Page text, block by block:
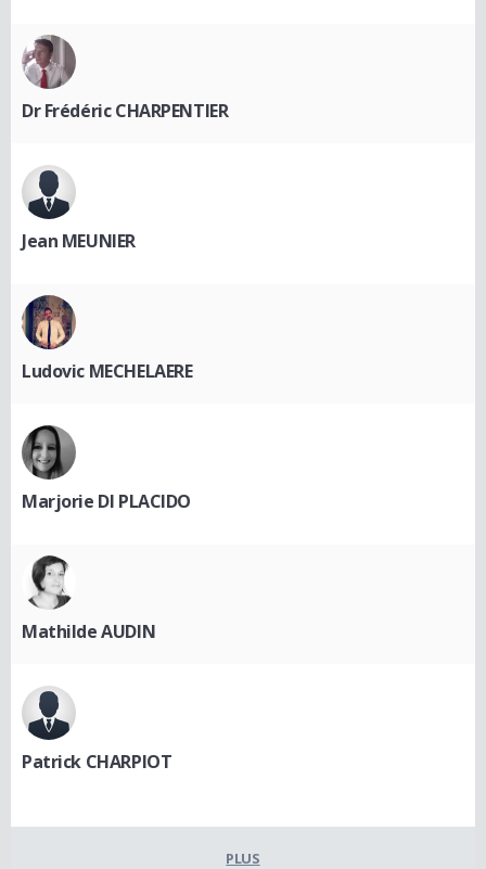
Dr Frédéric CHARPENTIER
Jean MEUNIER
Ludovic MECHELAERE
Marjorie DI PLACIDO
Mathilde AUDIN
Patrick CHARPIOT
PLUS